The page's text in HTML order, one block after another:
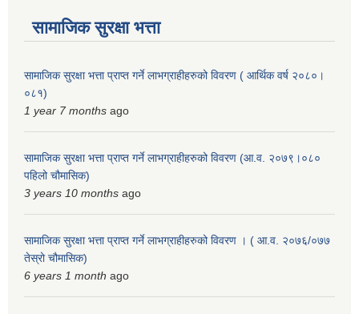
सामाजिक सुरक्षा भत्ता
सामाजिक सुरक्षा भत्ता प्राप्त गर्ने लाभग्राहीहरुको विवरण ( आर्थिक वर्ष २०८०।
०८१)
1 year 7 months ago
सामाजिक सुरक्षा भत्ता प्राप्त गर्ने लाभग्राहीहरुको विवरण (आ.व. २०७९।०८०
पहिलो चौमासिक)
3 years 10 months ago
सामाजिक सुरक्षा भत्ता प्राप्त गर्ने लाभग्राहीहरुको विवरण । ( आ.व. २०७६/०७७
तेस्रो चौमासिक)
6 years 1 month ago